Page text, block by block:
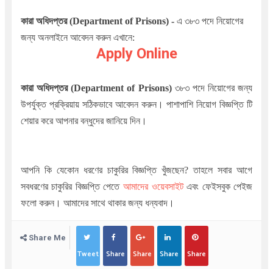
কারা অধিদপ্তর (Department of Prisons)- এ ৩৮৩পদে নিয়োগের
জন্য অনলাইনে আবেদন করুন এখানে:
Apply Online
কারা অধিদপ্তর (Department of Prisons)৩৮৩পদে নিয়োগের জন্য
উপর্যুক্ত প্রক্রিয়ায় সঠিকভাবে আবেদন করুন। পাশাপাশি নিয়োগ বিজ্ঞপ্তি টি
শেয়ার করে আপনার বন্ধুদের জানিয়ে দিন।
আপনি কি যেকোন ধরণের চাকুরির বিজ্ঞপ্তি খুঁজছেন? তাহলে সবার আগে
সবধরণের চাকুরির বিজ্ঞপ্তি পেতে আমাদের ওয়েবসাইটএবং ফেইসবুক পেইজ
ফলো করুন। আমাদের সাথে থাকার জন্য ধন্যবাদ।
Share Me
Tweet Share Share Share Share